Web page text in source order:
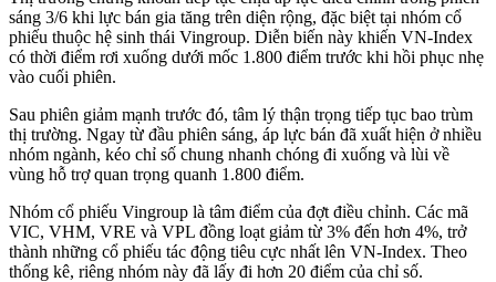
sáng 3/6 khi lực bán gia tăng trên diện rộng, đặc biệt tại nhóm cổ
phiếu thuộc hệ sinh thái Vingroup. Diễn biến này khiến VN-Index
có thời điểm rơi xuống dưới mốc 1.800 điểm trước khi hồi phục nhẹ
vào cuối phiên.
Sau phiên giảm mạnh trước đó, tâm lý thận trọng tiếp tục bao trùm
thị trường. Ngay từ đầu phiên sáng, áp lực bán đã xuất hiện ở nhiều
nhóm ngành, kéo chỉ số chung nhanh chóng đi xuống và lùi về
vùng hỗ trợ quan trọng quanh 1.800 điểm.
Nhóm cổ phiếu Vingroup là tâm điểm của đợt điều chỉnh. Các mã
VIC, VHM, VRE và VPL đồng loạt giảm từ 3% đến hơn 4%, trở
thành những cổ phiếu tác động tiêu cực nhất lên VN-Index. Theo
thống kê, riêng nhóm này đã lấy đi hơn 20 điểm của chỉ số.